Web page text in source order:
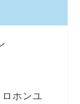
ホンユ